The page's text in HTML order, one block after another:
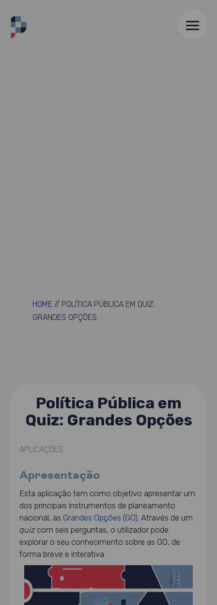
HOME // POLÍTICA PÚBLICA EM QUIZ:
GRANDES OPÇÕES
Política Pública em
Quiz: Grandes Opções
APLICAÇÕES
Apresentação
Esta aplicação tem como objetivo apresentar um
dos principais instrumentos de planeamento
nacional, as Grandes Opções (GO). Através de um
quiz com seis perguntas, o utilizador pode
explorar o seu conhecimento sobre as GO, de
forma breve e interativa.